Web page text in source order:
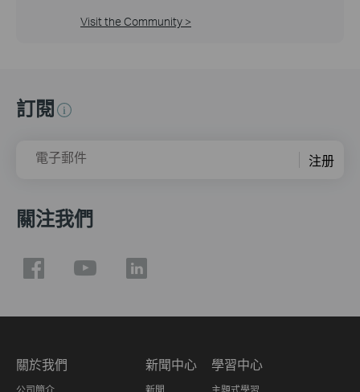
Visit the Community >
訂閱
電子郵件 注册
關注我們
關於我們 新聞中心 學習中心